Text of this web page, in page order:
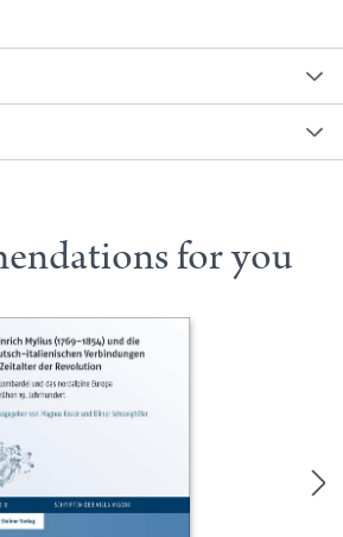
for you